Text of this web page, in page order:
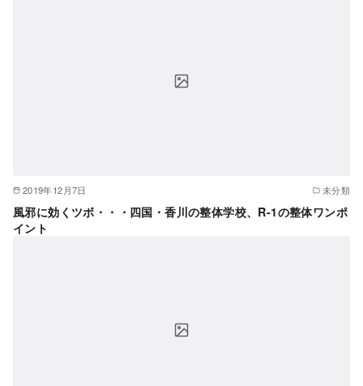
2019年12月7日 未分類
風邪に効くツボ・・・四国・香川の整体学校、R-1の整体ワンポ
イント